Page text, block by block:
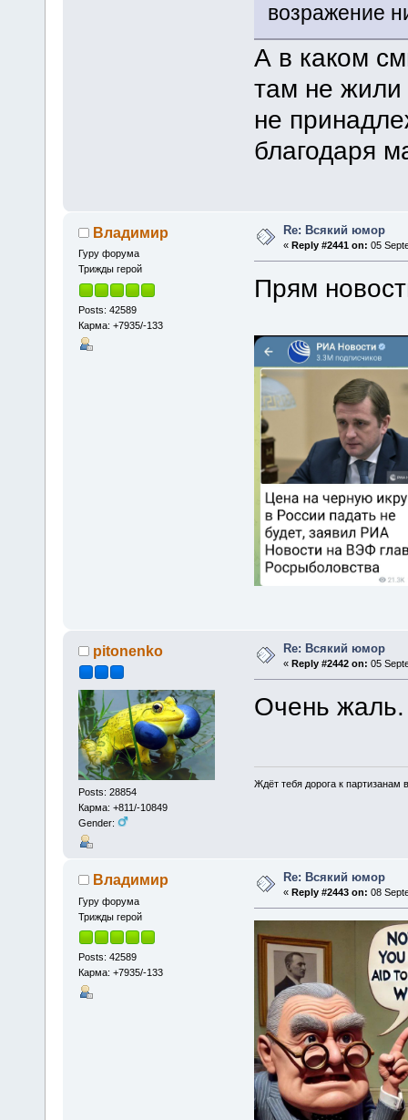
возражение
А в каком
там не жили
не
благодаря
Владимир
Гуру форума
Трижды герой
Posts: 42589
Карма: +7935/-133
Re: Всякий юмор
«Reply #2441 on: 05
Прям
pitonenko
Posts: 28854
Карма: +811/-10849
Gender:
Re: Всякий юмор
«Reply #2442 on: 05
Очень жаль.
Ждёт тебя дорога к партизанам
Владимир
Гуру форума
Трижды герой
Posts: 42589
Карма: +7935/-133
Re: Всякий юмор
« Reply #2443 on: 08